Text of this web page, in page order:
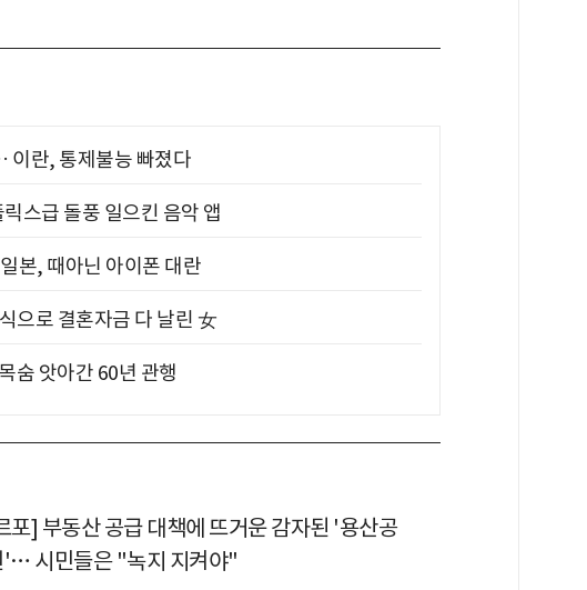
이란, 통제불능 빠졌다
스급 돌풍 일으킨 음악 앱
본, 때아닌 아이폰 대란
으로 결혼자금 다 날린 女
숨 앗아간 60년 관행
포] 부동산 공급 대책에 뜨거운 감자된 '용산공
'… 시민들은 "녹지 지켜야"